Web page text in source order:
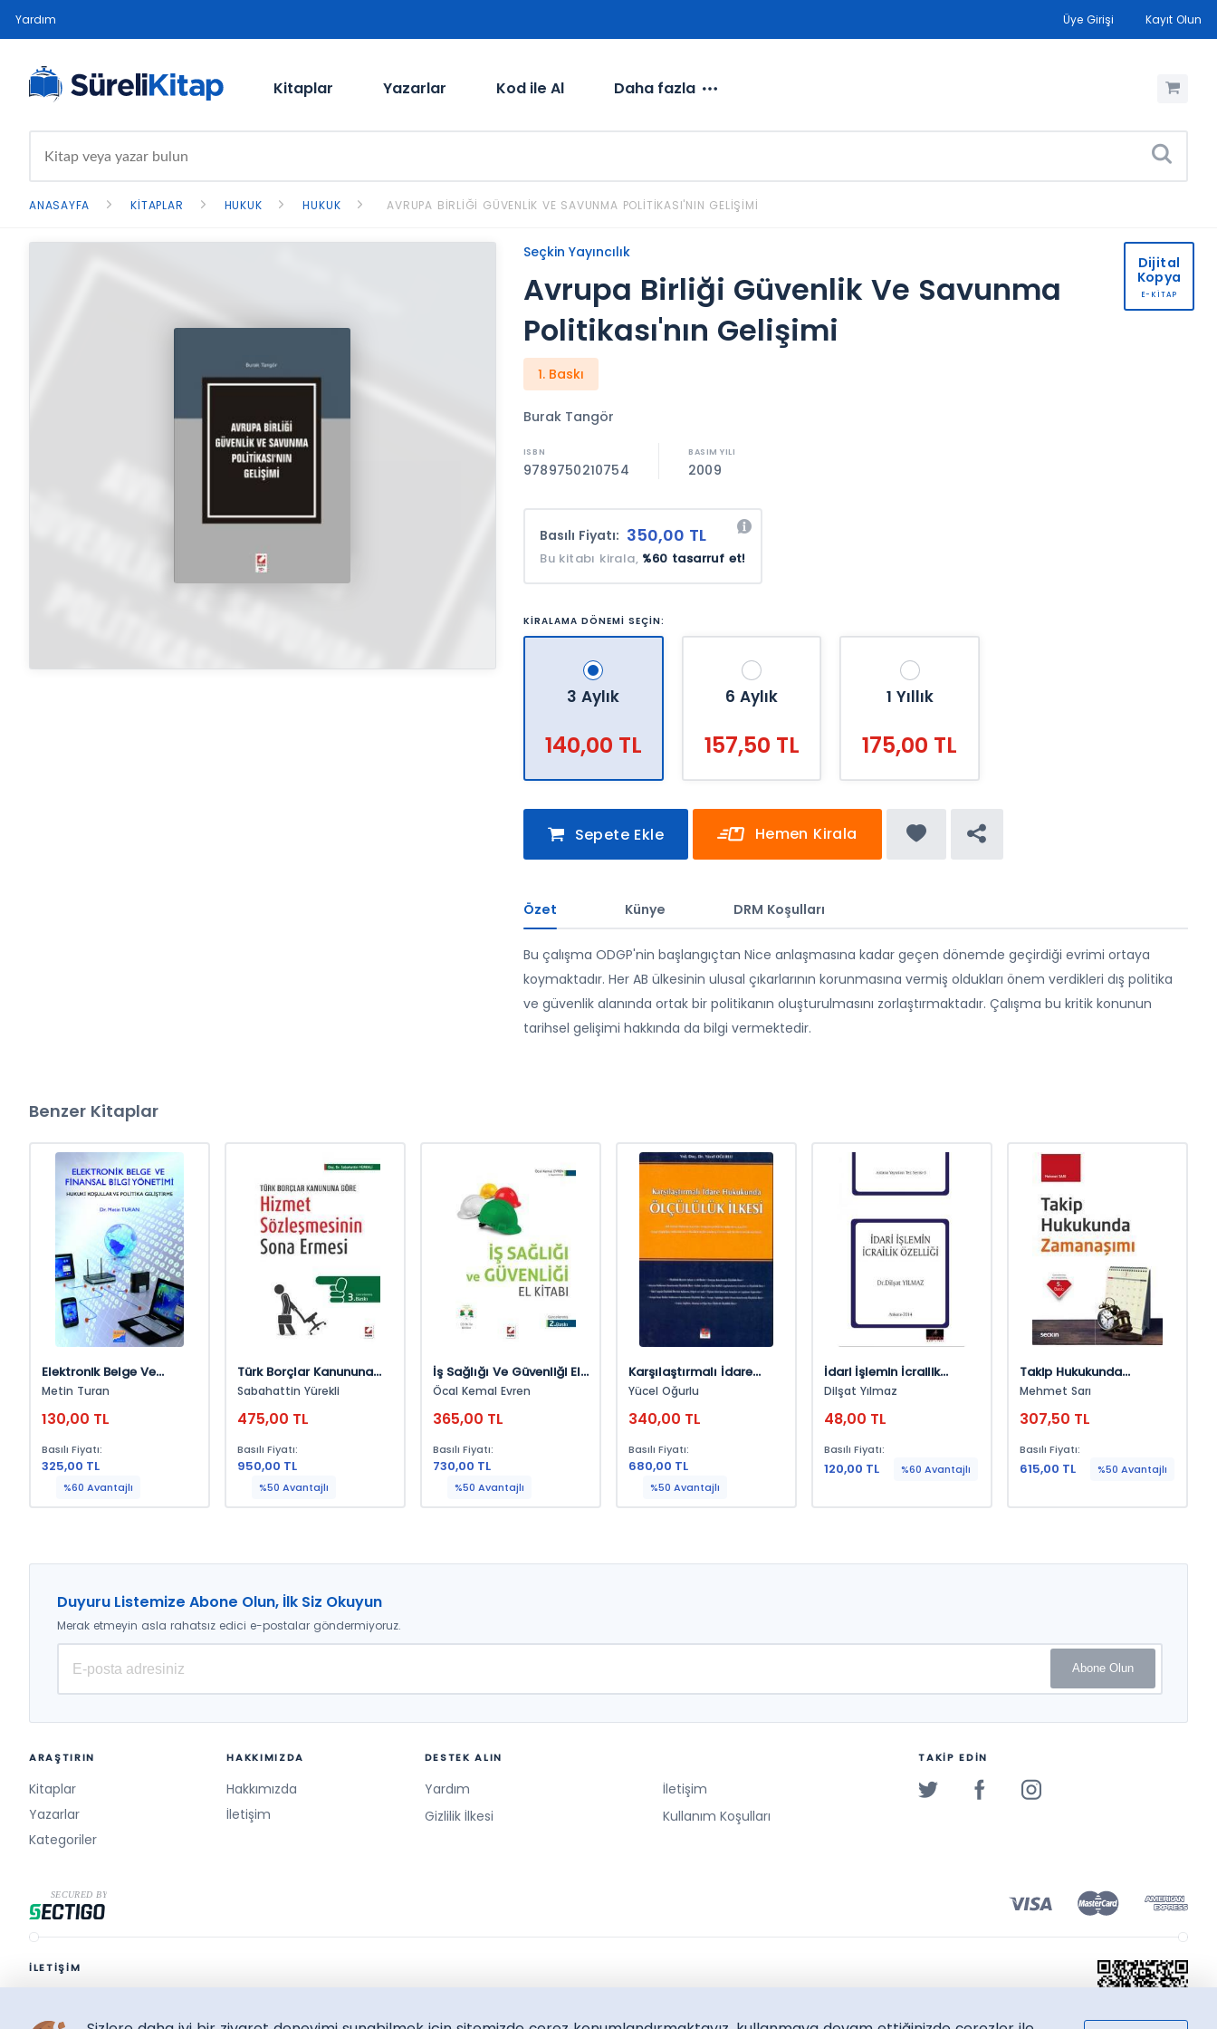
Yardım Üye Girişi Kayıt Olun
Kitaplar Yazarlar Kod ile Al Daha fazla
ANASAYFA KITAPLAR HUKUK HUKUK AVRUPA BIRLIĞI GÜVENLIK VE SAVUNMA POLITIKASI'NIN GELIŞIMI
Seçkin Yayıncılık
Avrupa Birliği Güvenlik Ve Savunma
Politikası'nın Gelişimi
1. Baskı
Burak Tangör
9789750210754 2009
Basılı Fiyatı: 350,00 TL
Bu kitabı kirala, %60 tasarruf et!
KİRALAMA DÖNEMİ SEÇİN:
3 Aylık
140,00 TL
6 Aylık
157,50 TL
1 Yıllık
175,00 TL
Sepete Ekle Hemen Kirala
Özet Künye DRM Koşulları
Bu çalışma ODGP'nin başlangıçtan Nice anlaşmasına kadar geçen dönemde geçirdiği evrimi ortaya
koymaktadır. Her AB ülkesinin ulusal çıkarlarının korunmasına vermiş oldukları önem verdikleri dış politika
ve güvenlik alanında ortak bir politikanın oluşturulmasını zorlaştırmaktadır. Çalışma bu kritik konunun
tarihsel gelişimi hakkında da bilgi vermektedir.
Dijital
Kopya
E-KİTAP
Benzer Kitaplar
Elektronik Belge Ve
Finansal Bilgi Yönetimi
Metin Turan
130,00 TL
Basılı Fiyatı:
325,00 TL
%60 Avantajlı
Türk Borçlar Kanununa
Göre Hizmet
Ermesi
Sabahattin Yürekli
475,00 TL
Basılı Fiyatı:
950,00 TL
%50 Avantajlı
İş Sağlığı Ve Güvenliği El
Kitabı
Öcal Kemal Evren
365,00 TL
Basılı Fiyatı:
730,00 TL
%50 Avantajlı
Karşılaştırmalı İdare
Hukukunda Ölçülülük
Yücel Oğurlu
340,00 TL
Basılı Fiyatı:
680,00 TL
%50 Avantajlı
İdari İşlemin İcrailik
Özelliği
Dilşat Yılmaz
48,00 TL
Basılı Fiyatı:
120,00 TL %60 Avantajlı
Takip Hukukunda
Zamanaşımı
Mehmet Sarı
307,50 TL
Basılı Fiyatı:
615,00 TL %50 Avantajlı
Duyuru Listemize Abone Olun, İlk Siz Okuyun
Merak etmeyin asla rahatsız edici e-postalar göndermiyoruz.
Abone Olun
ARAŞTIRIN
Kitaplar
Yazarlar
Kategoriler
HAKKIMIZDA
Hakkımızda
İletişim
DESTEK ALIN
Yardım
İletişim
Gizlilik İlkesi
Kullanım Koşulları
TAKİP EDİN
İLETİŞİM